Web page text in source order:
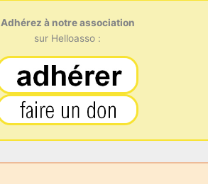
Adhérez à notre association
sur Helloasso :